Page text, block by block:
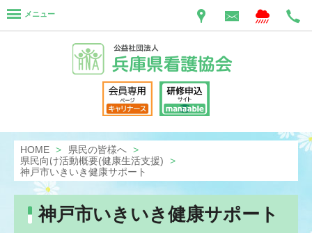
メニュー
HOME
県民の皆様へ
県民向け活動概要(健康生活支援)
神戸市いきいき健康サポート
神戸市いきいき健康サポート